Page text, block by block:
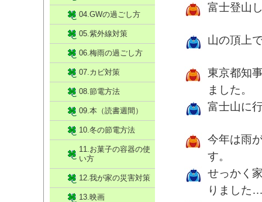
富士登山
山の頂上
東京都知
ました。
富士山に
今年は雨
す。
せっかく
りました
04.GWの過ごし方
05.紫外線対策
06.梅雨の過ごし方
07.カビ対策
08.節電方法
09.本（読書週間）
10.冬の節電方法
11.お菓子の容器の使
い方
12.我が家の災害対策
13.映画